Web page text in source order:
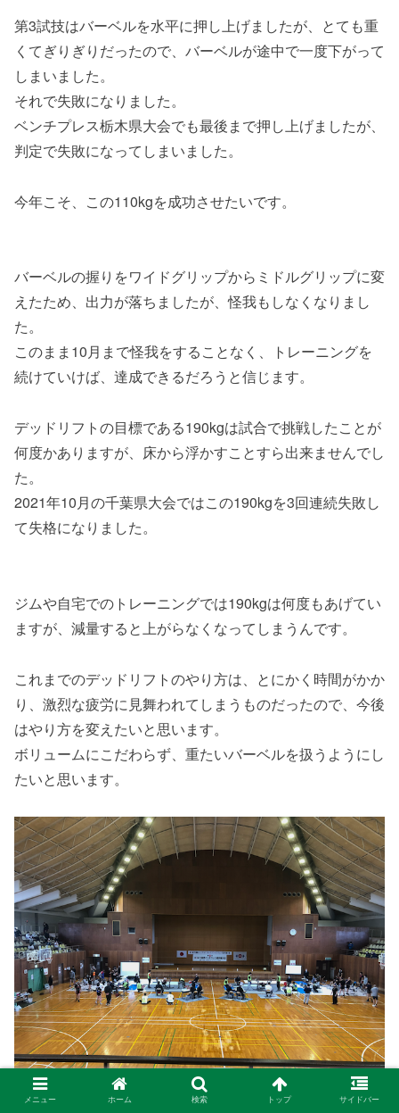
第3試技はバーベルを水平に押し上げましたが、とても重
くてぎりぎりだったので、バーベルが途中で一度下がって
しまいました。
それで失敗になりました。
ベンチプレス栃木県大会でも最後まで押し上げましたが、
判定で失敗になってしまいました。
今年こそ、この110kgを成功させたいです。
バーベルの握りをワイドグリップからミドルグリップに変
えたため、出力が落ちましたが、怪我もしなくなりまし
た。
このまま10月まで怪我をすることなく、トレーニングを
続けていけば、達成できるだろうと信じます。
デッドリフトの目標である190kgは試合で挑戦したことが
何度かありますが、床から浮かすことすら出来ませんでし
た。
2021年10月の千葉県大会ではこの190kgを3回連続失敗し
て失格になりました。
ジムや自宅でのトレーニングでは190kgは何度もあげてい
ますが、減量すると上がらなくなってしまうんです。
これまでのデッドリフトのやり方は、とにかく時間がかか
り、激烈な疲労に見舞われてしまうものだったので、今後
はやり方を変えたいと思います。
ボリュームにこだわらず、重たいバーベルを扱うようにし
たいと思います。
メニュー ホーム 検索 トップ サイドバー